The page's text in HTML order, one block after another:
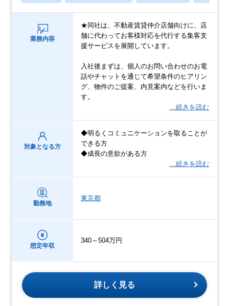
業務内容
★同社は、不動産賃貸仲介店舗向けに、店
舗に代わってお客様対応を代行する集客支
援サービスを展開しています。
入社後まずは、個人のお問い合わせのお電
話やチャットを通じて希望条件のヒアリン
グ、物件のご提案、内見案内などを行いま
す。
…続きを読む
対象となる方
◆明るくコミュニケーションを取ることが
できる方
◆成長の意欲がある方
…続きを読む
勤務地
東京都
想定年収
340～504万円
詳しく見る